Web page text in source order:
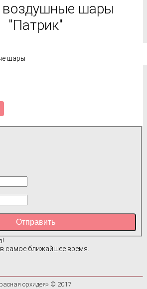
шары
"Патрик"
шары
Отправить
самое ближайшее время.
орхидея» © 2017